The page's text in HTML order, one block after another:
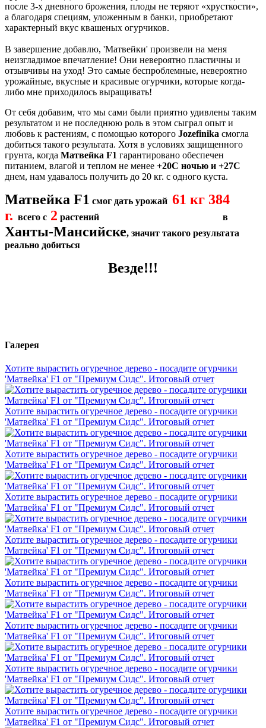
после 3-х дневного брожения, плоды не теряют «хрусткости»,
а благодаря специям, уложенным в банки, приобретают
характерный вкус квашеных огурчиков.
В завершение добавлю, 'Матвейки' произвели на меня
неизгладимое впечатление! Они невероятно пластичны и
отзывчивы на уход! Это самые беспроблемные, невероятно
урожайные, вкусные и красивые огурчики, которые когда-
либо мне приходилось выращивать!
От себя добавим, что мы сами были приятно удивлены таким
результатом и не последнюю роль в этом сыграл опыт и
любовь к растениям, с помощью которого Jozefinika смогла
добиться такого результата. Хотя в условиях защищенного
грунта, когда Матвейка F1 гарантировано обеспечен
питанием, влагой и теплом не менее +20С ночью и +27С
днем, нам удавалось получить до 20 кг. с одного куста.
Матвейка F1 смог дать урожай 61 кг 384
г. всего с 2 растений в
Ханты-Мансийске, значит такого результата
реально добиться
Везде!!!
Галерея
Хотите вырастить огуречное дерево - посадите огурчики
'Матвейка' F1 от "Премиум Сидс". Итоговый отчет
Хотите вырастить огуречное дерево - посадите огурчики
'Матвейка' F1 от "Премиум Сидс". Итоговый отчет
Хотите вырастить огуречное дерево - посадите огурчики
'Матвейка' F1 от "Премиум Сидс". Итоговый отчет
Хотите вырастить огуречное дерево - посадите огурчики
'Матвейка' F1 от "Премиум Сидс". Итоговый отчет
Хотите вырастить огуречное дерево - посадите огурчики
'Матвейка' F1 от "Премиум Сидс". Итоговый отчет
Хотите вырастить огуречное дерево - посадите огурчики
'Матвейка' F1 от "Премиум Сидс". Итоговый отчет
Хотите вырастить огуречное дерево - посадите огурчики
'Матвейка' F1 от "Премиум Сидс". Итоговый отчет
Хотите вырастить огуречное дерево - посадите огурчики
'Матвейка' F1 от "Премиум Сидс". Итоговый отчет
Хотите вырастить огуречное дерево - посадите огурчики
'Матвейка' F1 от "Премиум Сидс". Итоговый отчет